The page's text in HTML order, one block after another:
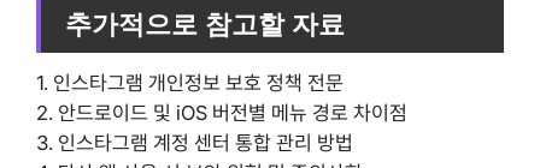
추가적으로 참고할 자료
1. 인스타그램 개인정보 보호 정책 전문
2. 안드로이드 및 iOS 버전별 메뉴 경로 차이점
3. 인스타그램 계정 센터 통합 관리 방법